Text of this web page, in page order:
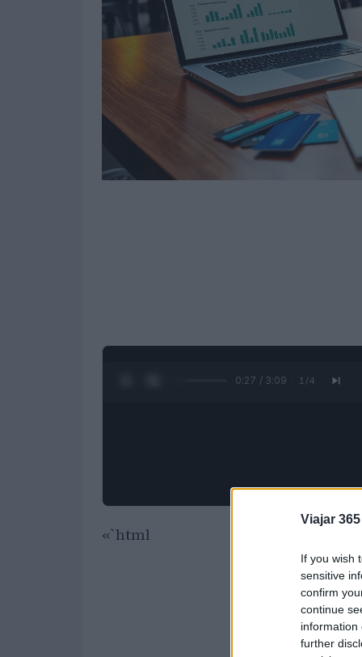
Viajar 365
If you wish
sensitive
confirm
continue
information
further
0:28 / 3:09 1 /4
«`html